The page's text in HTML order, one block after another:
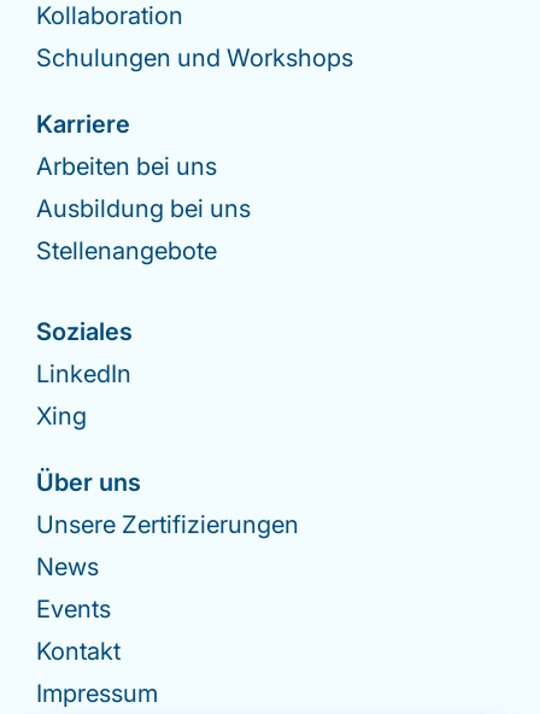
Kollaboration
Schulungen und Workshops
Karriere
Arbeiten bei uns
Ausbildung bei uns
Stellenangebote
Soziales
LinkedIn
Xing
Über uns
Unsere Zertifizierungen
News
Events
Kontakt
Impressum